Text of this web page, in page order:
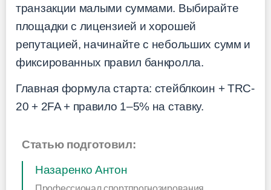
транзакции малыми суммами. Выбирайте
площадки с лицензией и хорошей
репутацией, начинайте с небольших сумм и
фиксированных правил банкролла.
Главная формула старта: стейблкоин + TRC-
20 + 2FA + правило 1–5% на ставку.
Статью подготовил:
Назаренко Антон